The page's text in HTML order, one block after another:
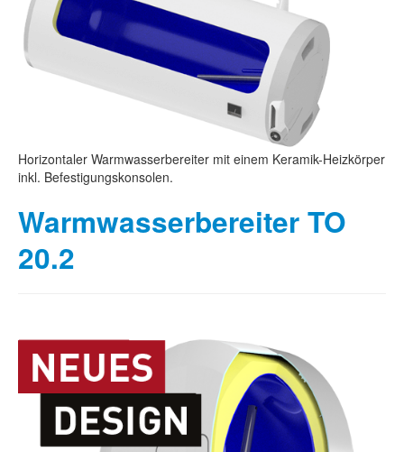
Horizontaler Warmwasserbereiter mit einem Keramik-Heizkörper
inkl. Befestigungskonsolen.
Warmwasserbereiter TO
20.2